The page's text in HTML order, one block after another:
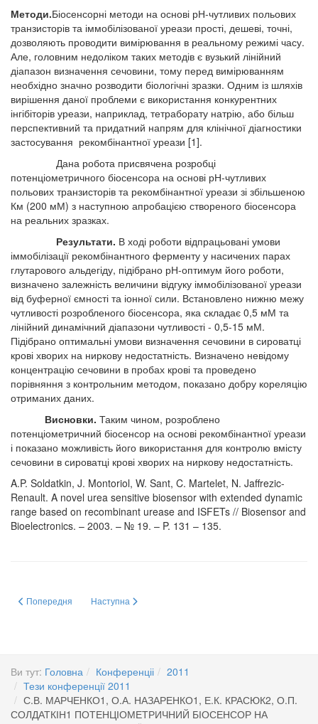
Методи.Біосенсорні методи на основі рН-чутливих польових
транзисторів та іммобілізованої уреази прості, дешеві, точні,
дозволяють проводити вимірювання в реальному режимі часу.
Але, головним недоліком таких методів є вузький лінійний
діапазон визначення сечовини, тому перед вимірюванням
необхідно значно розводити біологічні зразки. Одним із шляхів
вирішення даної проблеми є використання конкурентних
інгібіторів уреази, наприклад, тетраборату натрію, або більш
перспективний та придатний напрям для клінічної діагностики
застосування рекомбінантної уреази [1].
Дана робота присвячена розробці
потенціометричного біосенсора на основі рН-чутливих
польових транзисторів та рекомбінантної уреази зі збільшеною
Км (200 мМ) з наступною апробацією створеного біосенсора
на реальних зразках.
Результати. В ході роботи відпрацьовані умови
іммобілізації рекомбінантного ферменту у насичених парах
глутарового альдегіду, підібрано рН-оптимум його роботи,
визначено залежність величини відгуку іммобілізованої уреази
від буферної ємності та іонної сили. Встановлено нижню межу
чутливості розробленого біосенсора, яка складає 0,5 мМ та
лінійний динамічний діапазони чутливості - 0,5-15 мМ.
Підібрано оптимальні умови визначення сечовини в сироватці
крові хворих на ниркову недостатність. Визначено невідому
концентрацію сечовини в пробах крові та проведено
порівняння з контрольним методом, показано добру кореляцію
отриманих даних.
Висновки. Таким чином, розроблено
потенціометричний біосенсор на основі рекомбінантної уреази
і показано можливість його використання для контролю вмісту
сечовини в сироватці крові хворих на ниркову недостатність.
A.P. Soldatkin, J. Montoriol, W. Sant, C. Martelet, N. Jaffrezic-
Renault. A novel urea sensitive biosensor with extended dynamic
range based on recombinant urease and ISFETs // Biosensor and
Bioelectronics. – 2003. – № 19. – P. 131 – 135.
Попередня стаття: Т.М. ЛУЦЕНКО1 О.В. ОКУНЕВ1, М.В.
Попередня Наступна стаття: Г.В. МЕРЗЛОВА, О.М.
Наступна
Ви тут: Головна Конференціі
2011
Тези конференції 2011
С.В. МАРЧЕНКО1, О.А. НАЗАРЕНКО1, Е.К. КРАСЮК2, О.П.
СОЛДАТКІН1 ПОТЕНЦІОМЕТРИЧНИЙ БІОСЕНСОР НА